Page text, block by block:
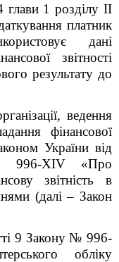
глави 1 розділу II
платник
дані
звітності
результату до
ведення
фінансової
України від
XIV «Про
звітність в
(далі – Закон
9 Закону № 996-
обліку